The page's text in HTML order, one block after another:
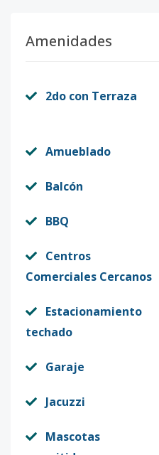
Amenidades
2do con Terraza
Amueblado
Balcón
BBQ
Centros
Comerciales Cercanos
Estacionamiento
techado
Garaje
Jacuzzi
Mascotas